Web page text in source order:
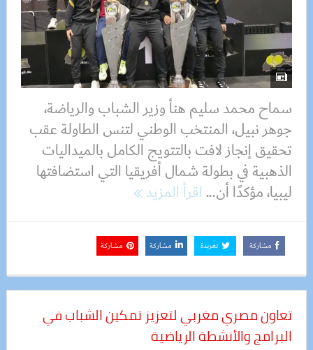
سماح محمد سليم هنأ وزير الشباب والرياضة،
جوهر نبيل، المنتخب الوطني لتنس الطاولة عقب
تحقيق إنجاز لافت بالتتويج الكامل بالميداليات
الذهبية في بطولة شمال أفريقيا التي استضافتها
ليبيا، مؤكدًا أن...اقرأ المزيد
مشاركة تغريدة مشاركة مشاركة
تعاون مصري مغربي لتعزيز تمكين الشباب في
البرامج والأنشطة الرياضية